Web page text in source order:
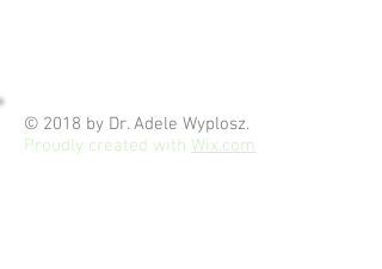
© 2018 by Dr. Adele Wyplosz.
Proudly created with Wix.com